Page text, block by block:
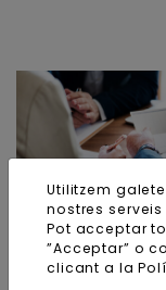
Contractació
Rebre un bon
Utilitzem
nostres
Pot acceptar
”Acceptar” o
clicant a la